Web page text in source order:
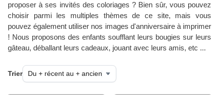
proposer à ses invités des coloriages ? Bien sûr, vous pouvez
choisir parmi les multiples thèmes de ce site, mais vous
pouvez également utiliser nos images d'anniversaire à imprimer
! Nous proposons des enfants soufflant leurs bougies sur leurs
gâteau, déballant leurs cadeaux, jouant avec leurs amis, etc ...
Trier